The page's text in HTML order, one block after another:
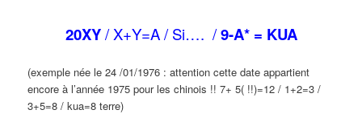
20XY/ X+Y=A / Si…. /9-A* = KUA
(exemple née le 24 /01/1976 : attention cette date appartient
encore à l’année 1975 pour les chinois !! 7+ 5( !!)=12 / 1+2=3 /
3+5=8 / kua=8 terre)